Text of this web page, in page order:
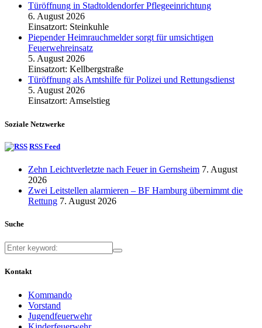
Türöffnung in Stadtoldendorfer Pflegeeinrichtung
6. August 2026
Einsatzort: Steinkuhle
Piepender Heimrauchmelder sorgt für umsichtigen
Feuerwehreinsatz
5. August 2026
Einsatzort: Kellbergstraße
Türöffnung als Amtshilfe für Polizei und Rettungsdienst
5. August 2026
Einsatzort: Amselstieg
Soziale Netzwerke
RSS Feed
Zehn Leichtverletzte nach Feuer in Gernsheim 7. August
2026
Zwei Leitstellen alarmieren – BF Hamburg übernimmt die
Rettung 7. August 2026
Suche
Kontakt
Kommando
Vorstand
Jugendfeuerwehr